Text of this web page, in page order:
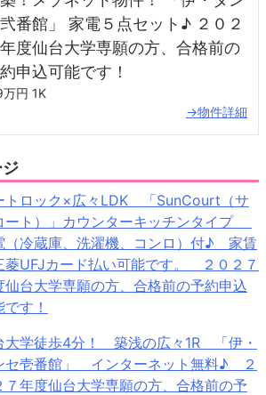
番館」 家電５点セット♪ ２０２
年度仙台大学専願の方、合格前の
申込可能です！
円 1K
→物件詳細
トロック×広々LDK 「SunCourt（サ
ート）」カウンターキッチンタイプ
（冷蔵庫、洗濯機、コンロ）付♪ 家賃
菱UFJカード払い可能です。 ２０２７
仙台大学専願の方、合格前の予約申込
す！
大学徒歩4分！ 築浅の広々1R 「伊・
セ壱番館」 インターネット無料♪ ２
７年度仙台大学専願の方、合格前の予